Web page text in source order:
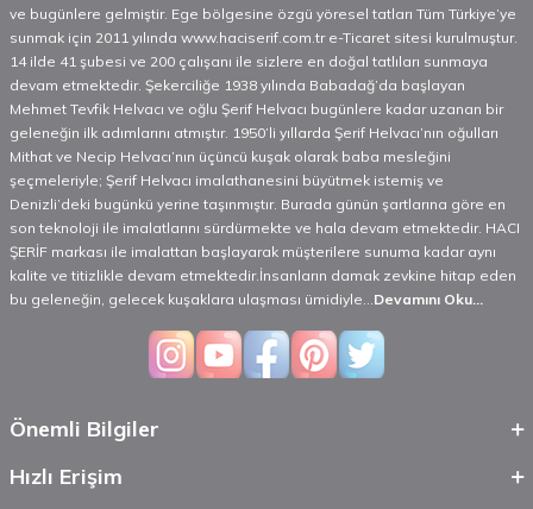
ve bugünlere gelmiştir. Ege bölgesine özgü yöresel tatları Tüm Türkiye’ye
sunmak için 2011 yılında www.haciserif.com.tr e-Ticaret sitesi kurulmuştur.
14 ilde 41 şubesi ve 200 çalışanı ile sizlere en doğal tatlıları sunmaya
devam etmektedir. Şekerciliğe 1938 yılında Babadağ’da başlayan
Mehmet Tevfik Helvacı ve oğlu Şerif Helvacı bugünlere kadar uzanan bir
geleneğin ilk adımlarını atmıştır. 1950’li yıllarda Şerif Helvacı’nın oğulları
Mithat ve Necip Helvacı’nın üçüncü kuşak olarak baba mesleğini
şeçmeleriyle; Şerif Helvacı imalathanesini büyütmek istemiş ve
Denizli’deki bugünkü yerine taşınmıştır. Burada günün şartlarına göre en
son teknoloji ile imalatlarını sürdürmekte ve hala devam etmektedir. HACI
ŞERİF markası ile imalattan başlayarak müşterilere sunuma kadar aynı
kalite ve titizlikle devam etmektedir.İnsanların damak zevkine hitap eden
bu geleneğin, gelecek kuşaklara ulaşması ümidiyle...Devamını Oku...
Önemli Bilgiler
Hızlı Erişim